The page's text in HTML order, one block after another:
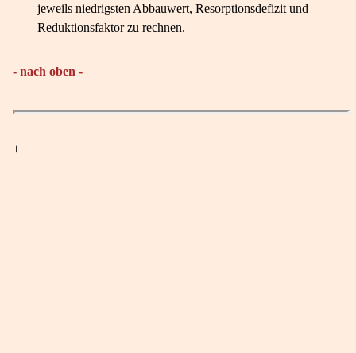
jeweils niedrigsten Abbauwert, Resorptionsdefizit und
Reduktionsfaktor zu rechnen.
- nach oben -
+